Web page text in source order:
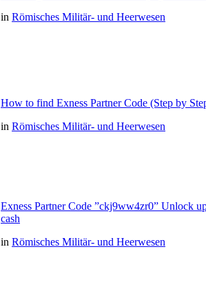
in Römisches Militär- und Heerwesen
How to find Exness Partner Code (Step by
in Römisches Militär- und Heerwesen
Exness Partner Code ”ckj9ww4zr0” Unlock
cash
in Römisches Militär- und Heerwesen